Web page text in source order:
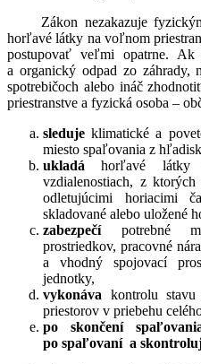
Zákon nezakazuje
horľavé látky na voľnom
postupovať veľmi opatrne.
a organický odpad zo
spotrebičoch alebo ináč
priestranstve a fyzická osoba –
sleduje klimatické a
miesto spaľovania z
ukladá horľavé látky
vzdialenostiach, z
odletujúcimi horiacimi
skladované alebo uložené
zabezpečípotrebné
prostriedkov, pracovné
a vhodný spojovací
jednotky,
vykonáva kontrolu
priestorov v priebehu
po skončení
po spaľovaní a